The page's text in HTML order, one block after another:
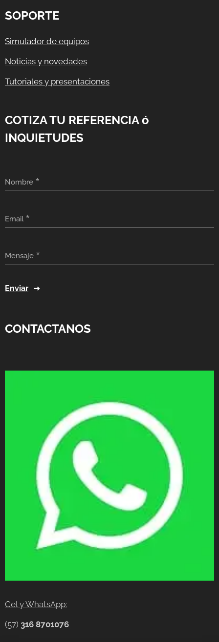
SOPORTE
Simulador de equipos
Noticias y novedades
Tutoriales y presentaciones
COTIZA TU REFERENCIA ó
INQUIETUDES
Nombre
Email
Mensaje
Enviar
CONTACTANOS
Cel y WhatsApp:
(57) 316 8701076